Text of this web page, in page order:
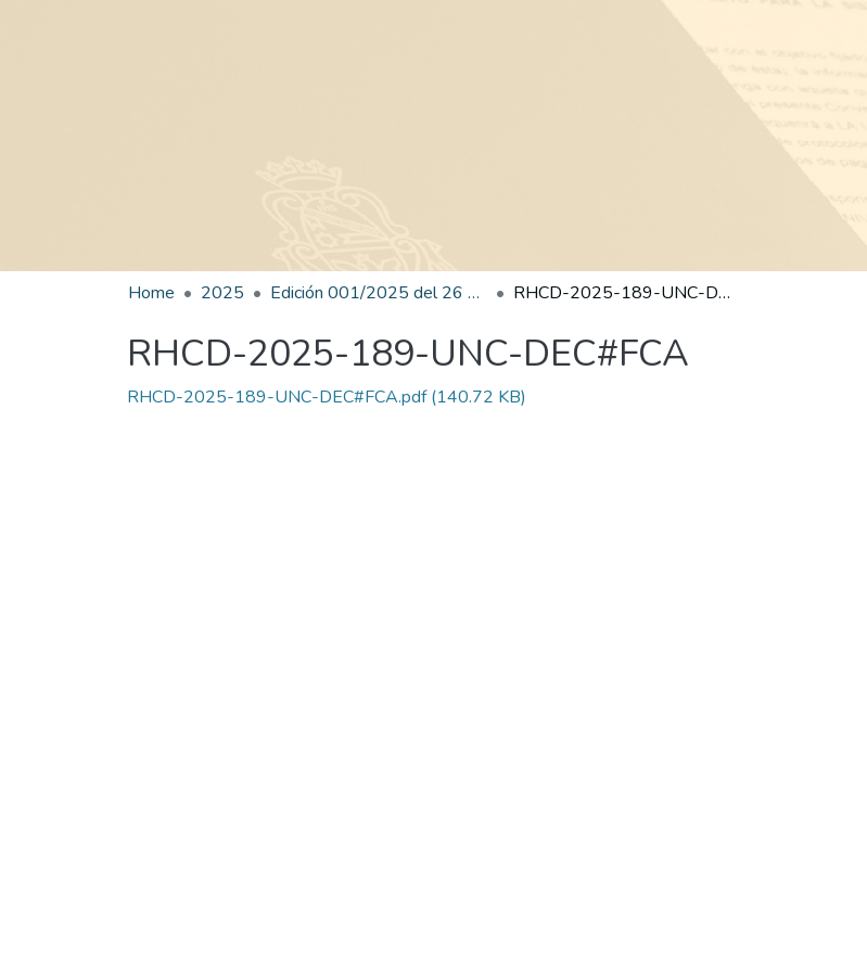
Home 2025 Edición 001/2025 del 26 de mayo de 2025 RHCD-2025-189-UNC-DEC#FCA
RHCD-2025-189-UNC-DEC#FCA
RHCD-2025-189-UNC-DEC#FCA.pdf(140.72 KB)